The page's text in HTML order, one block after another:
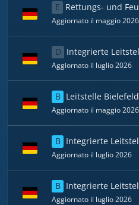
E Rettungs- und
Aggiornato il maggio 2026
D Integrierte
Aggiornato il luglio 2026
B Leitstelle Bielefeld
Aggiornato il maggio 2026
B Integrierte
Aggiornato il luglio 2026
B Integrierte
Aggiornato il luglio 2026